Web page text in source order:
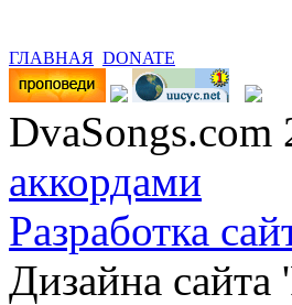
ГЛАВНАЯ DONATE
аккордами
Разработка
Дизайна сайта